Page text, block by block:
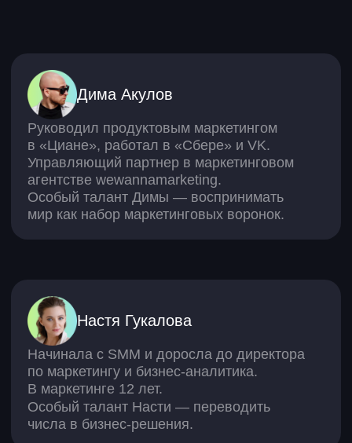
Список обработчиков персональных
данных ОАНО
Лицензия на образовательную
деятельность
Сведения об образовательной
организации
Договор-оферта
Условия использования
Политика конфиденциальности
вн. тер. г. муниципальный округ
Таганский, ул. Александра
Солженицына, д. 23А, стр. 4, пом. 2/1
Как перейти на фриланс
Как собрать ИИ-ассистента
Нейросети для малого бизнеса
Нейросети для поиска работы
20 базовых навыков личного развития
12 мини-курсов по нейросетям
Вайбкодинг: краткий курс
Нейросети для Excel и Google Таблиц
Нейросети для учебы